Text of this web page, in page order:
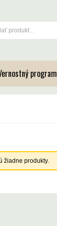
program
žiadne produkty.